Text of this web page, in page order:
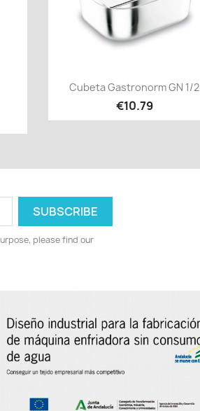
Quick view
Cubeta Gastronorm GN 1/2
€10.79
please find our